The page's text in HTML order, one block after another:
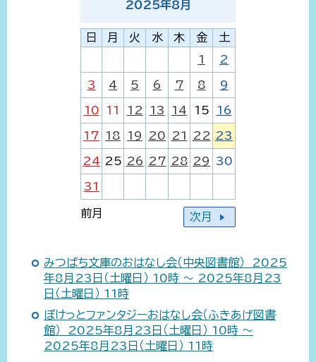
2025年8月
日 月 火 水 木 金
土
1
2
3 4 5 6 7 8 9
10 11 12 13 14 15 16
17 18 19 20 21 22 23
24 25 26 27 28 29 30
31
前月 次月
みつばち文庫のおはなし会（中央図書館） 2025
年8月23日（土曜日） 10時 ～ 2025年8月23
日（土曜日） 11時
ぽけっとファンタジーおはなし会（ふきあげ図書
館） 2025年8月23日（土曜日） 10時 ～
2025年8月23日（土曜日） 11時